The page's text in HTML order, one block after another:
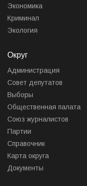
Экономика
Криминал
Экология
Округ
Администрация
Совет депутатов
Выборы
Общественная палата
Союз журналистов
Партии
Справочник
Карта округа
Документы